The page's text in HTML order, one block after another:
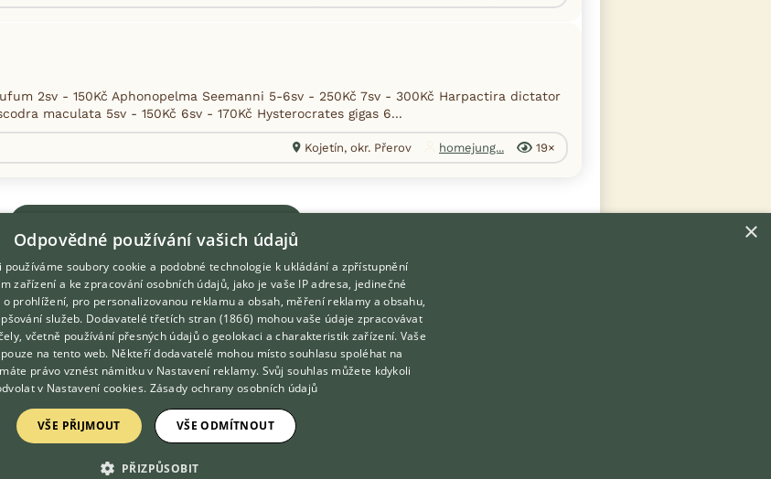
2sv - 150Kč Aphonopelma Seemanni 5-6sv - 250Kč 7sv - 300Kč Harpactira dictator
maculata 5sv - 150Kč 6sv - 170Kč Hysterocrates gigas 6...
Kojetín, okr. Přerov homejung... 19×
STRÁNKA
O nás
Kontakt
Možnosti zvýraznění inzerátů
Zpracování osobních údajů
×
Odpovědné používání vašich údajů
používáme soubory cookie a podobné technologie k ukládání a zpřístupnění
zařízení a ke zpracování osobních údajů, jako je vaše IP adresa, jedinečné
prohlížení, pro personalizovanou reklamu a obsah, měření reklamy a obsahu,
služeb. Dodavatelé třetích stran (1866) mohou vaše údaje zpracovávat
včetně používání přesných údajů o geolokaci a charakteristik zařízení. Vaše
na tento web. Někteří dodavatelé mohou místo souhlasu spoléhat na
právo vznést námitku v Nastavení reklamy. Svůj souhlas můžete kdykoli
v Nastavení cookies. Zásady ochrany osobních údajů
VŠE PŘIJMOUT VŠE ODMÍTNOUT
PŘIZPŮSOBIT